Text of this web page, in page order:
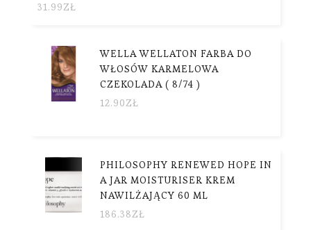
31.99ZŁ
WELLA WELLATON FARBA DO
WŁOSÓW KARMELOWA
CZEKOLADA ( 8/74 )
12.90ZŁ
PHILOSOPHY RENEWED HOPE IN
A JAR MOISTURISER KREM
NAWILŻAJĄCY 60 ML
186.38ZŁ